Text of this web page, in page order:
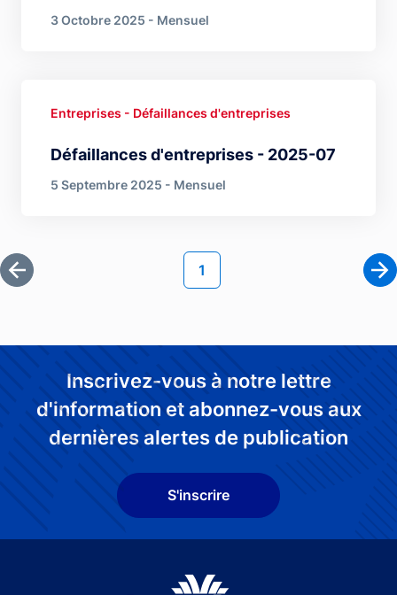
3 Octobre 2025 - Mensuel
Défaillances d'entreprises - 2025-07
Entreprises - Défaillances d'entreprises
5 Septembre 2025 - Mensuel
Première page
Page courante
1
Inscrivez-vous à notre lettre
d'information et abonnez-vous aux
dernières alertes de publication
S'inscrire